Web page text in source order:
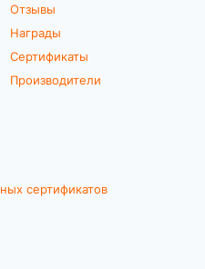
Отзывы
Награды
Сертификаты
Производители
сертификатов